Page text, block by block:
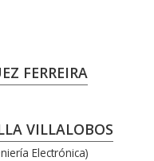
FERREIRA
VILLALOBOS
Electrónica)